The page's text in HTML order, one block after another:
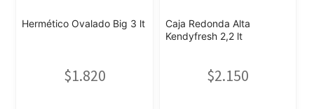
Hermético Ovalado Big 3 lt
$1.820
Caja Redonda Alta
Kendyfresh 2,2 lt
$2.150